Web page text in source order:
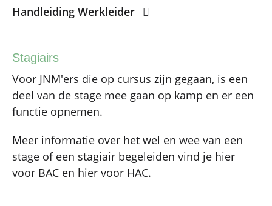
Handleiding Werkleider
Stagiairs
Voor JNM'ers die op cursus zijn gegaan, is een
deel van de stage mee gaan op kamp en er een
functie opnemen.
Meer informatie over het wel en wee van een
stage of een stagiair begeleiden vind je hier
voor BAC en hier voor HAC.